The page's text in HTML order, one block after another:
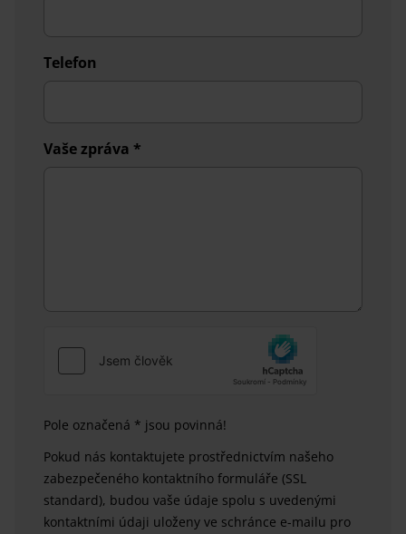
Telefon
Vaše zpráva *
Pole označená * jsou povinná!
Pokud nás kontaktujete prostřednictvím našeho
zabezpečeného kontaktního formuláře (SSL
standard), budou vaše údaje spolu s uvedenými
kontaktními údaji uloženy ve schránce e-mailu pro